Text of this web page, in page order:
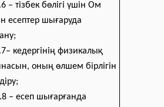
– тізбек бөлігі үшін Ом
есептер шығаруда
кедергінің физикалық
оның өлшем бірлігін
– есеп шығарғанда